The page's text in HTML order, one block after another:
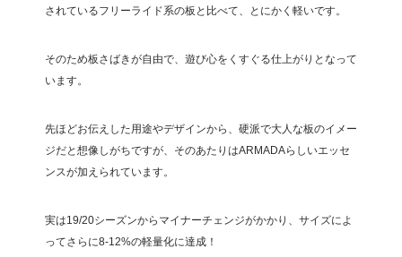
されているフリーライド系の板と比べて、とにかく軽いです。
そのため板さばきが自由で、遊び心をくすぐる仕上がりとなって
います。
先ほどお伝えした用途やデザインから、硬派で大人な板のイメー
ジだと想像しがちですが、そのあたりはARMADAらしいエッセ
ンスが加えられています。
実は19/20シーズンからマイナーチェンジがかかり、サイズによ
ってさらに8-12%の軽量化に達成！